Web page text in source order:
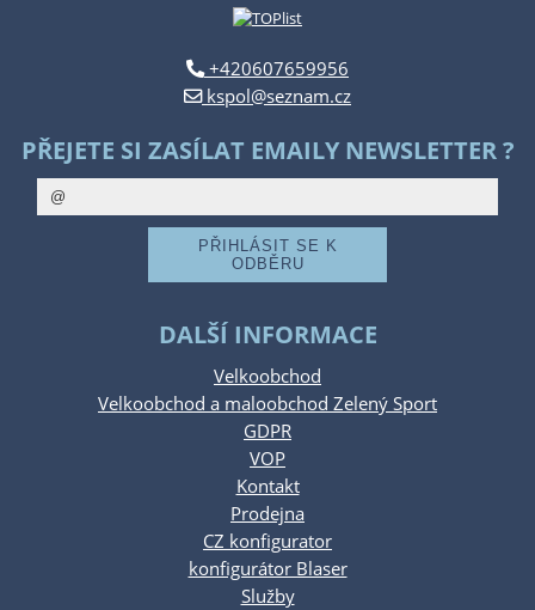
+420607659956
kspol@seznam.cz
PŘEJETE SI ZASÍLAT EMAILY NEWSLETTER ?
DALŠÍ INFORMACE
Velkoobchod
Velkoobchod a maloobchod Zelený Sport
GDPR
VOP
Kontakt
Prodejna
CZ konfigurator
konfigurátor Blaser
Služby